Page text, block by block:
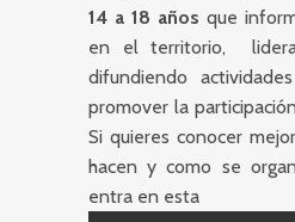
14 a 18 años que
en el territorio,
difundiendo
promover la
Si quieres conocer
hacen y como se
entra en esta